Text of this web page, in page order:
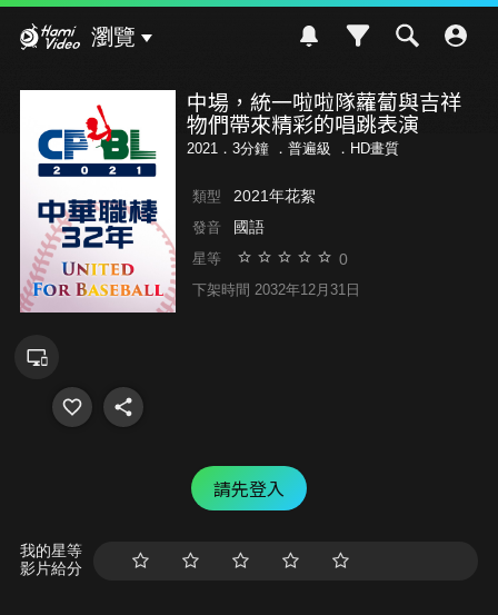
瀏覽
中場，統一啦啦隊蘿蔔與吉祥
物們帶來精彩的唱跳表演
2021．3分鐘 ． 普遍級 ．HD畫質
類型 2021年花絮
發音 國語
星等 0
下架時間 2032年12月31日
請先登入
我的星等
影片給分